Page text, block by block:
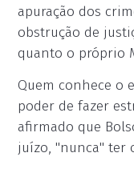
apuração dos
obstrução de
quanto o próprio
Quem conhece o
poder de fazer
afirmado que
juízo, "nunca" ter